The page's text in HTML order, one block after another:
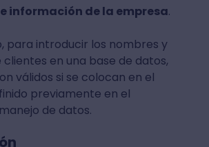
información de la empresa.
para introducir los nombres y
clientes en una base de datos,
válidos si se colocan en el
previamente en el
de datos.